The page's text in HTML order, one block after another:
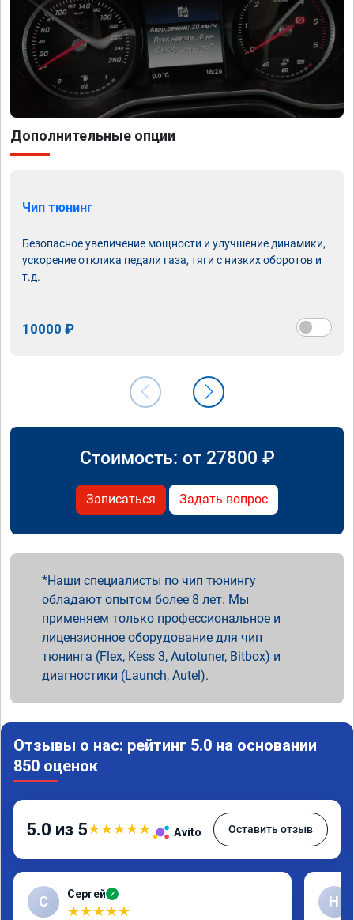
Дополнительные опции
Чип тюнинг
Безопасное увеличение мощности и улучшение динамики,
ускорение отклика педали газа, тяги с низких оборотов и
т.д.
10000 ₽
Стоимость: от 27800 ₽
Записаться Задать вопрос
Наши специалисты по чип тюнингу
обладают опытом более 8 лет. Мы
применяем только профессиональное и
лицензионное оборудование для чип
тюнинга (Flex, Kess 3, Autotuner, Bitbox) и
диагностики (Launch, Autel).
Отзывы о нас: рейтинг 5.0 на основании
850 оценок
5.0 из 5★★★★★ Avito Оставить отзыв
С Сергей ✓
★★★★★
Н